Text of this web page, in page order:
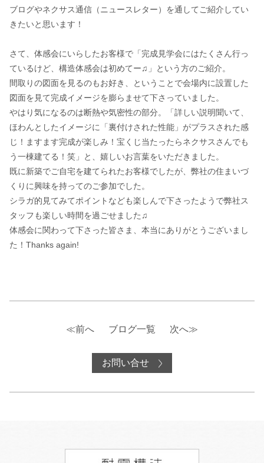
ブログやネクサス通信（ニュースレター）を通してご紹介してい
きたいと思います！
さて、体感会にいらしたお客様で「完成見学会にはたくさん行っ
ているけど、構造体感会は初めてー♫」という方のご紹介。
間取りの図面を見るのもお好き、ということで会場内に設置した
図面を見て完成イメージを膨らませて下さっていました。
やはり気になるのは断熱や気密性の部分。「詳しい説明聞いて、
ほわんとしたイメージに「裏付けされた性能」がプラスされた感
じ！ますます完成が楽しみ！宝くじ当たったらネクサスさんでも
う一棟建てる！笑」と、嬉しいお言葉をいただきました。
既に新築でご自宅を建てられたお客様でしたが、弊社の住まいづ
くりに興味を持ってのご参加でした。
シラガ的見てみてポイントなども楽しんで下さったようで弊社ス
タッフも楽しい時間を過ごせました♫
体感会に関わって下さった皆さま、本当にありがとうございまし
た！Thanks again!
≪前へ ブログ一覧 次へ≫
お問い合せ